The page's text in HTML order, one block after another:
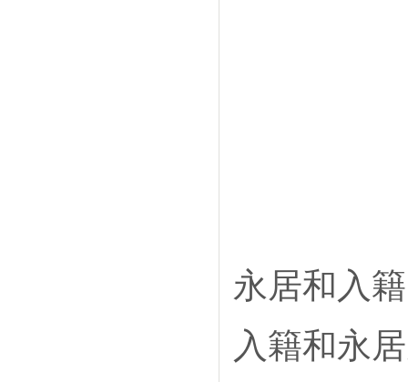
永居和入
入籍和永